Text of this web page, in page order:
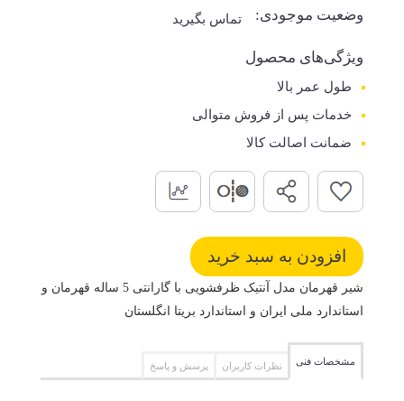
وضعیت موجودی: تماس بگیرید
ویژگی‌های محصول
طول عمر بالا
خدمات پس از فروش متوالی
ضمانت اصالت کالا
شیر قهرمان مدل آنتیک ظرفشویی با گارانتی 5 ساله قهرمان و
استاندارد ملی ایران و استاندارد بریتا انگلستان
مشخصات فنی نظرات کاربران پرسش و پاسخ